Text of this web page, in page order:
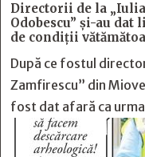
Directorii de la
Odobescu” și-au
de condiții
După ce fostul
Zamfirescu” din
fost dat afară ca